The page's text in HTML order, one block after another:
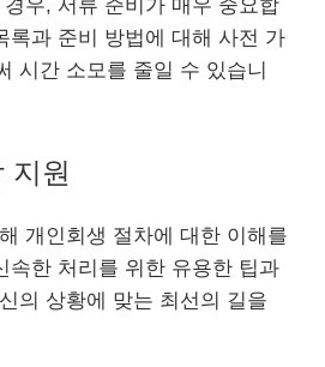
우, 서류 준비가 매우 중요합
록과 준비 방법에 대해 사전 가
시간 소모를 줄일 수 있습니
지원
개인회생 절차에 대한 이해를
속한 처리를 위한 유용한 팁과
의 상황에 맞는 최선의 길을